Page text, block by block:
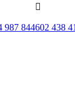
987 844

602 438